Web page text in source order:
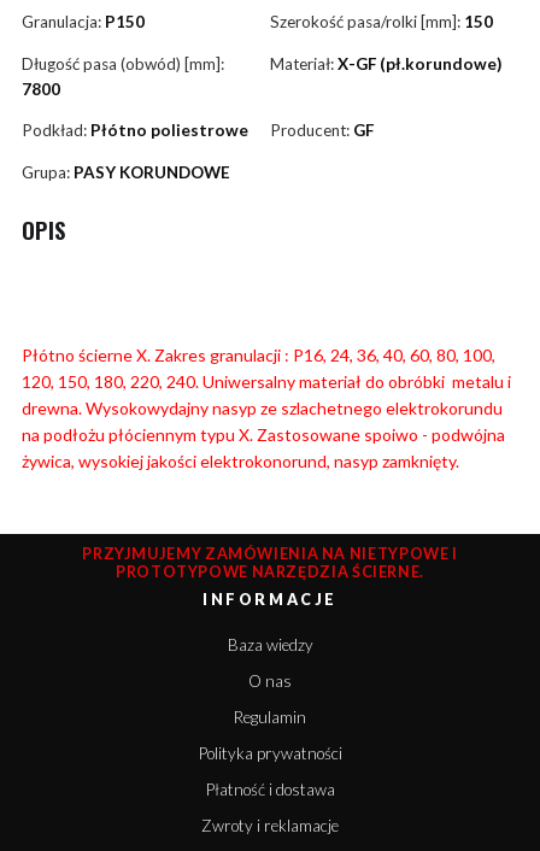
Granulacja: P150 Szerokość pasa/rolki [mm]: 150
Długość pasa (obwód) [mm]:
7800
Materiał:X-GF (pł.korundowe)
Podkład: Płótno poliestrowe Producent: GF
Grupa: PASY KORUNDOWE
OPIS
Płótno ścierne X. Zakres granulacji : P16, 24, 36, 40, 60, 80, 100,
120, 150, 180, 220, 240. Uniwersalny materiał do obróbki metalu i
drewna. Wysokowydajny nasyp ze szlachetnego elektrokorundu
na podłożu płóciennym typu X. Zastosowane spoiwo - podwójna
żywica, wysokiej jakości elektrokonorund, nasyp zamknięty.
PRZYJMUJEMY ZAMÓWIENIA NA NIETYPOWE I
PROTOTYPOWE NARZĘDZIA ŚCIERNE.
INFORMACJE
Baza wiedzy
O nas
Regulamin
Polityka prywatności
Płatność i dostawa
Zwroty i reklamacje